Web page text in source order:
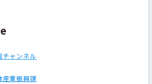
チャンネル
産業振興課